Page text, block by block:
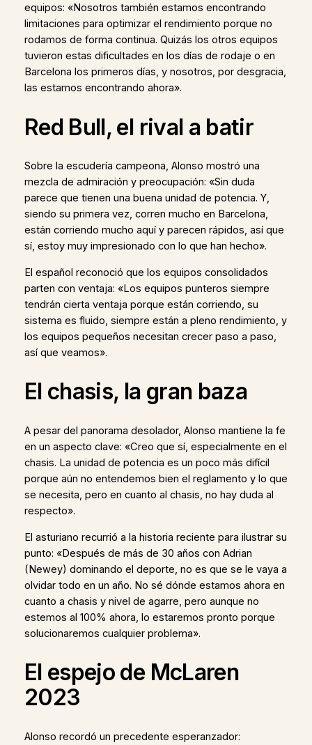
equipos: «Nosotros también estamos encontrando
limitaciones para optimizar el rendimiento porque no
rodamos de forma continua. Quizás los otros equipos
tuvieron estas dificultades en los días de rodaje o en
Barcelona los primeros días, y nosotros, por desgracia,
las estamos encontrando ahora».
Red Bull, el rival a batir
Sobre la escudería campeona, Alonso mostró una
mezcla de admiración y preocupación: «Sin duda
parece que tienen una buena unidad de potencia. Y,
siendo su primera vez, corren mucho en Barcelona,
están corriendo mucho aquí y parecen rápidos, así que
sí, estoy muy impresionado con lo que han hecho».
El español reconoció que los equipos consolidados
parten con ventaja: «Los equipos punteros siempre
tendrán cierta ventaja porque están corriendo, su
sistema es fluido, siempre están a pleno rendimiento, y
los equipos pequeños necesitan crecer paso a paso,
así que veamos».
El chasis, la gran baza
A pesar del panorama desolador, Alonso mantiene la fe
en un aspecto clave: «Creo que sí, especialmente en el
chasis. La unidad de potencia es un poco más difícil
porque aún no entendemos bien el reglamento y lo que
se necesita, pero en cuanto al chasis, no hay duda al
respecto».
El asturiano recurrió a la historia reciente para ilustrar su
punto: «Después de más de 30 años con Adrian
(Newey) dominando el deporte, no es que se le vaya a
olvidar todo en un año. No sé dónde estamos ahora en
cuanto a chasis y nivel de agarre, pero aunque no
estemos al 100% ahora, lo estaremos pronto porque
solucionaremos cualquier problema».
El espejo de McLaren
2023
Alonso recordó un precedente esperanzador: